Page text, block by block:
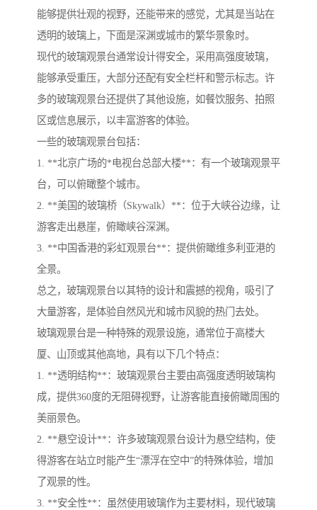
能够提供壮观的视野，还能带来的感觉，尤其是当站在
透明的玻璃上，下面是深渊或城市的繁华景象时。
现代的玻璃观景台通常设计得安全，采用高强度玻璃，
能够承受重压，大部分还配有安全栏杆和警示标志。许
多的玻璃观景台还提供了其他设施，如餐饮服务、拍照
区或信息展示，以丰富游客的体验。
一些的玻璃观景台包括：
1. **北京广场的*电视台总部大楼**：有一个玻璃观景平
台，可以俯瞰整个城市。
2. **美国的玻璃桥（Skywalk）**：位于大峡谷边缘，让
游客走出悬崖，俯瞰峡谷深渊。
3. **中国香港的彩虹观景台**：提供俯瞰维多利亚港的
全景。
总之，玻璃观景台以其特的设计和震撼的视角，吸引了
大量游客，是体验自然风光和城市风貌的热门去处。
玻璃观景台是一种特殊的观景设施，通常位于高楼大
厦、山顶或其他高地，具有以下几个特点：
1. **透明结构**：玻璃观景台主要由高强度透明玻璃构
成，提供360度的无阻碍视野，让游客能直接俯瞰周围的
美丽景色。
2. **悬空设计**：许多玻璃观景台设计为悬空结构，使
得游客在站立时能产生“漂浮在空中”的特殊体验，增加
了观景的性。
3. **安全性**：虽然使用玻璃作为主要材料，现代玻璃